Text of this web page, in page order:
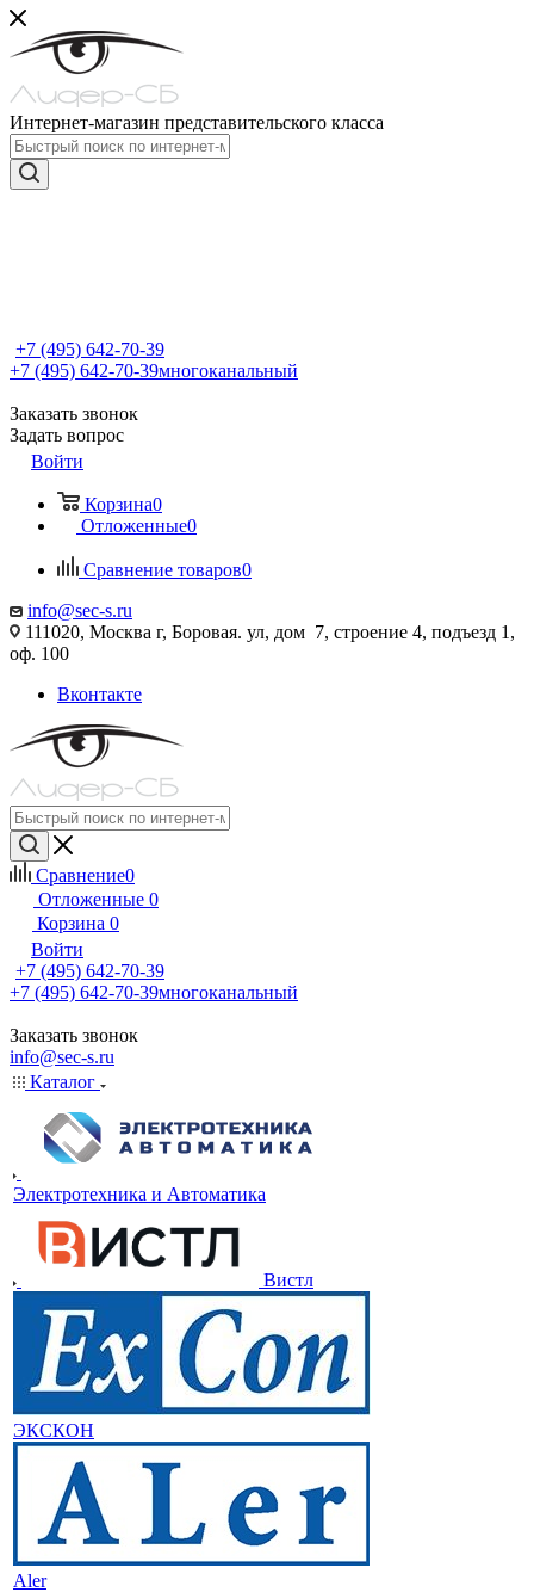
Интернет-магазин представительского класса
+7 (495) 642-70-39
+7 (495) 642-70-39многоканальный
Заказать звонок
Задать вопрос
Войти
Корзина0
Отложенные0
Сравнение товаров0
info@sec-s.ru
111020, Москва г, Боровая. ул, дом 7, строение 4, подъезд 1,
оф. 100
Вконтакте
Сравнение0
Отложенные 0
Корзина 0
Войти
+7 (495) 642-70-39
+7 (495) 642-70-39многоканальный
Заказать звонок
info@sec-s.ru
Каталог
Электротехника и Автоматика
Вистл
ЭКСКОН
Aler